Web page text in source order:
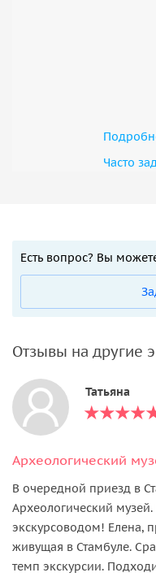
Часто
Есть вопрос? Вы
Отзывы на другие
Татьяна
Археологический
В очередной приезд в
Археологический
экскурсоводом! Елена,
живущая в Стамбуле.
темп экскурсии.